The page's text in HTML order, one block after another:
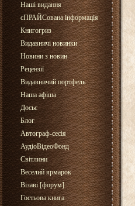
Наші видання
сПРАЙСована інформація
Книгогриз
Видавничі новинки
Новини з новин
Рецензії
Видавничий портфель
Наша афіша
Досьє
Блог
Автограф-сесія
АудіоВідеоФонд
Світлини
Веселий ярмарок
Візаві [форум]
Гостьова книга